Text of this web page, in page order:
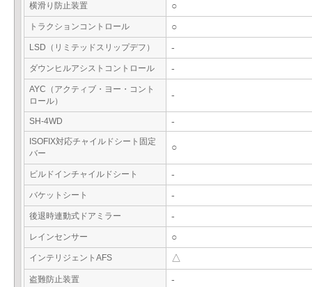
横滑り防止装置 ○
トラクションコントロール ○
LSD（リミテッドスリップデフ） -
ダウンヒルアシストコントロール -
AYC（アクティブ・ヨー・コント
ロール）
-
SH-4WD -
ISOFIX対応チャイルドシート固定
バー
○
ビルドインチャイルドシート -
バケットシート -
後退時連動式ドアミラー -
レインセンサー ○
インテリジェントAFS △
盗難防止装置 -